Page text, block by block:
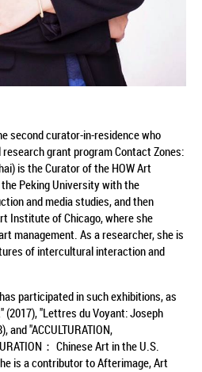
second curator-in-residence who
grant program Contact Zones:
is the Curator of the HOW Art
Peking University with the
and media studies, and then
Institute of Chicago, where she
management. As a researcher, she is
of intercultural interaction and
participated in such exhibitions, as
(2017), "Lettres du Voyant: Joseph
and "ACCULTURATION,
： Chinese Art in the U.S.
is a contributor to Afterimage, Art